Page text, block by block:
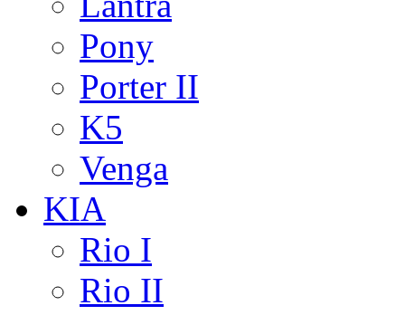
Pony
Porter II
K5
Venga
KIA
Rio I
Rio II